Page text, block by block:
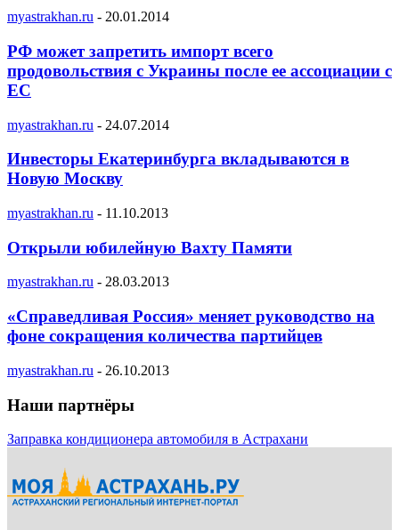
myastrakhan.ru - 20.01.2014
РФ может запретить импорт всего
продовольствия c Украины после ее ассоциации с
ЕС
myastrakhan.ru - 24.07.2014
Инвесторы Екатеринбурга вкладываются в
Новую Москву
myastrakhan.ru - 11.10.2013
Открыли юбилейную Вахту Памяти
myastrakhan.ru - 28.03.2013
«Справедливая Россия» меняет руководство на
фоне сокращения количества партийцев
myastrakhan.ru - 26.10.2013
Наши партнёры
Заправка кондиционера автомобиля в Астрахани